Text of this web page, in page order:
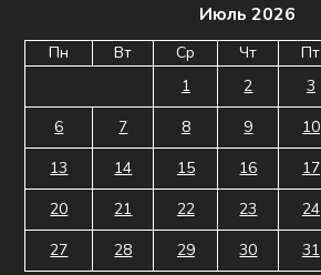
Июль 2026
Пн Вт Ср Чт Пт
1
2 3
6
7 8 9 10
13
14 15 16 17
20
21 22 23 24
27
28 29 30
31